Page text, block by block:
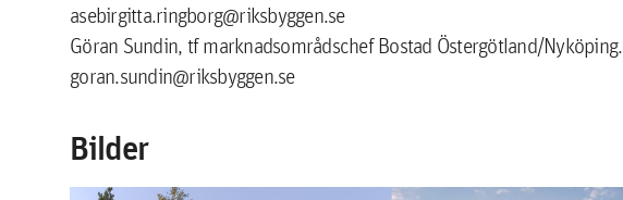
asebirgitta.ringborg@riksbyggen.se
Göran Sundin, tf marknadsområdschef Bostad Östergötland/Nyköping.
goran.sundin@riksbyggen.se
Bilder